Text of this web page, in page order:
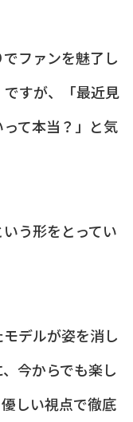
ファンを魅了し
ですが、「最近見
て本当？」と気
いう形をとってい
デルが姿を消し
今からでも楽し
しい視点で徹底